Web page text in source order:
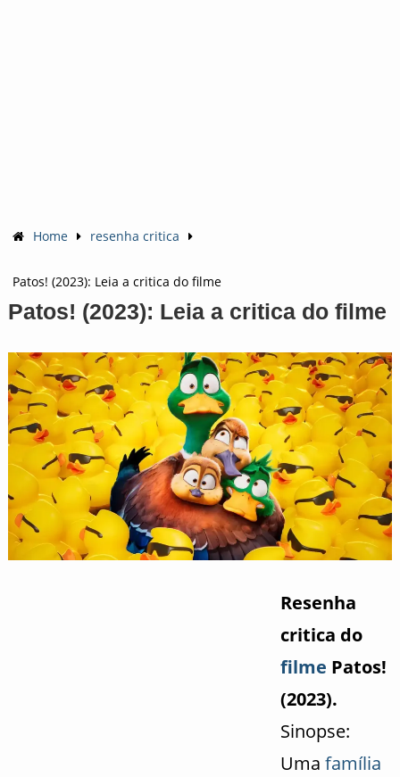
Home resenha critica
Patos! (2023): Leia a critica do filme
Patos! (2023): Leia a critica do filme
Resenha
critica do
filme Patos!
(2023).
Sinopse:
Uma família